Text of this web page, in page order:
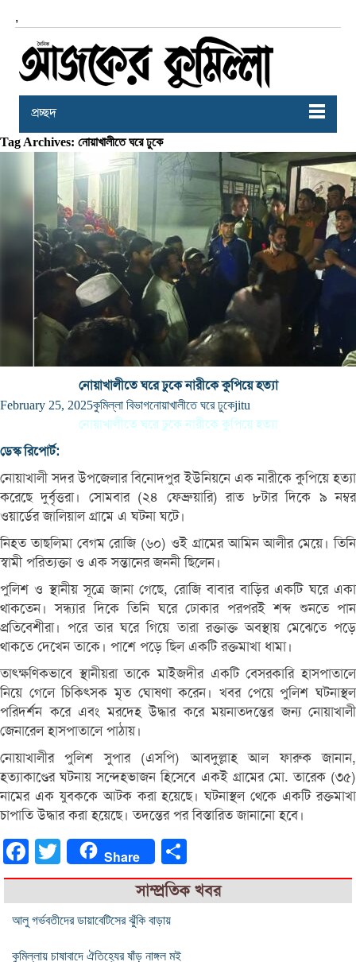
,
প্রচ্ছদ
Tag Archives: নোয়াখালীতে ঘরে ঢুকে
নোয়াখালীতে ঘরে ঢুকে নারীকে কুপিয়ে হত্যা
February 25, 2025কুমিল্লা বিভাগনোয়াখালীতে ঘরে ঢুকেjitu
নোয়াখালীতে ঘরে ঢুকে নারীকে কুপিয়ে হত্যা
ডেস্ক রিপোর্ট:
নোয়াখালী সদর উপজেলার বিনোদপুর ইউনিয়নে এক নারীকে কুপিয়ে হত্যা
করেছে দুর্বৃত্তরা। সোমবার (২৪ ফেব্রুয়ারি) রাত ৮টার দিকে ৯ নম্বর
ওয়ার্ডের জালিয়াল গ্রামে এ ঘটনা ঘটে।
নিহত তাছলিমা বেগম রোজি (৬০) ওই গ্রামের আমিন আলীর মেয়ে। তিনি
স্বামী পরিত্যক্তা ও এক সন্তানের জননী ছিলেন।
পুলিশ ও স্থানীয় সূত্রে জানা গেছে, রোজি বাবার বাড়ির একটি ঘরে একা
থাকতেন। সন্ধ্যার দিকে তিনি ঘরে ঢোকার পরপরই শব্দ শুনতে পান
প্রতিবেশীরা। পরে তার ঘরে গিয়ে তারা রক্তাক্ত অবস্থায় মেঝেতে পড়ে
থাকতে দেখেন তাকে। পাশে পড়ে ছিল একটি রক্তমাখা ধামা।
তাৎক্ষণিকভাবে স্থানীয়রা তাকে মাইজদীর একটি বেসরকারি হাসপাতালে
নিয়ে গেলে চিকিৎসক মৃত ঘোষণা করেন। খবর পেয়ে পুলিশ ঘটনাস্থল
পরিদর্শন করে এবং মরদেহ উদ্ধার করে ময়নাতদন্তের জন্য নোয়াখালী
জেনারেল হাসপাতালে পাঠায়।
নোয়াখালীর পুলিশ সুপার (এসপি) আবদু্ল্লাহ আল ফারুক জানান,
হত্যাকাণ্ডের ঘটনায় সন্দেহভাজন হিসেবে একই গ্রামের মো. তারেক (৩৫)
নামের এক যুবককে আটক করা হয়েছে। ঘটনাস্থল থেকে একটি রক্তমাখা
চাপাতি উদ্ধার করা হয়েছে। তদন্তের পর বিস্তারিত জানানো হবে।
FacebookTwitter Share
সাম্প্রতিক খবর
আলু গর্ভবতীদের ডায়াবেটিসের ঝুঁকি বাড়ায়
কুমিল্লায় চাষাবাদে ঐতিহ্যের ষাঁড় নাঙ্গল মই